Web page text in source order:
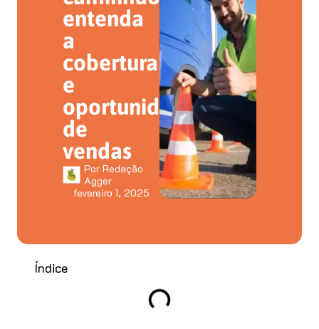
entenda
a
cobertura
e
oportunidade
de
vendas
Por Redação
Agger
fevereiro 1, 2025
Índice